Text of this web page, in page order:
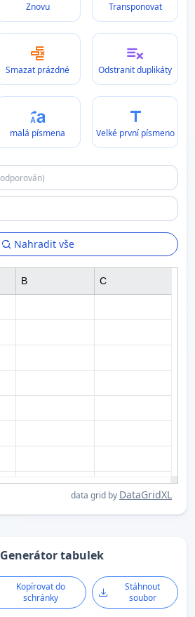
Znovu Transponovat
Smazat prázdné Odstranit duplikáty
malá písmena Velké první písmeno
Nahradit vše
B C
data grid by DataGridXL
Generátor tabulek
Kopírovat do
schránky
Stáhnout
soubor